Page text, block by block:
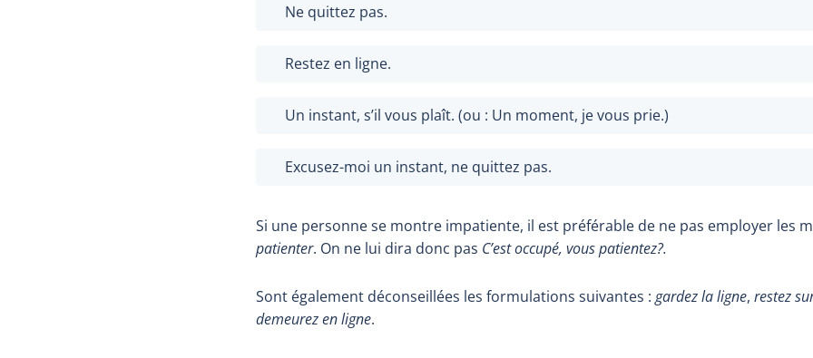
Ne quittez pas.
Restez en ligne.
Un instant, s’il vous plaît. (ou : Un moment, je vous prie.)
Excusez-moi un instant, ne quittez pas.
Si une personne se montre impatiente, il est préférable de ne pas employer les
patienter. On ne lui dira donc pas C’est occupé, vous patientez?.
Sont également déconseillées les formulations suivantes : gardez la ligne, restez
demeurez en ligne.